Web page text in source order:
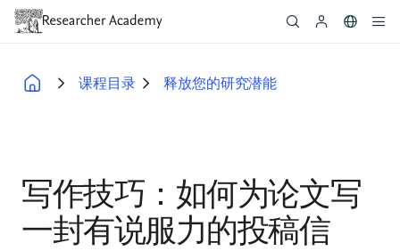
Skip
content
课程目录 释放您的研究潜能
写作技巧：如何为论文写
一封有说服力的投稿信